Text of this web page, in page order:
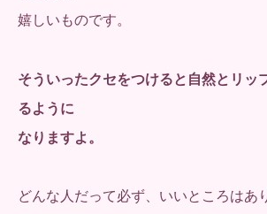
嬉しいものです。
そういったクセをつけると自然とリッ
るように
なりますよ。
どんな人だって必ず、いいところはあ